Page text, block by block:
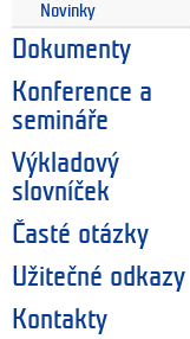
Novinky
Dokumenty
Konference a
semináře
Výkladový
slovníček
Časté otázky
Užitečné odkazy
Kontakty